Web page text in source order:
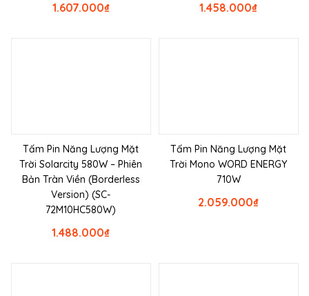
₫
1.607.000 ₫
1.458.000
Tấm Pin Năng Lượng Mặt
Trời Solarcity 580W – Phiên
Bản Tràn Viền (Borderless
Version) (SC-
72M10HC580W)
₫
1.488.000
Tấm Pin Năng Lượng Mặt
Trời Mono WORD ENERGY
710W
₫
2.059.000